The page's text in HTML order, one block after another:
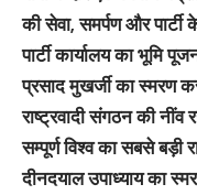
की सेवा, समर्पण और
पार्टी कार्यालय का भूमि
प्रसाद मुखर्जी का स्मरण
राष्ट्रवादी संगठन की
सम्पूर्ण विश्व का सबसे बड़ी
दीनदयाल उपाध्याय का